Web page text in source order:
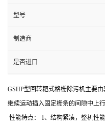
型号
制造商
是否进口
GSHP型回转耙式格栅除污机主要
继续运动插入固定栅条的间隙中上
性能特点： 1、结构紧凑，整机性